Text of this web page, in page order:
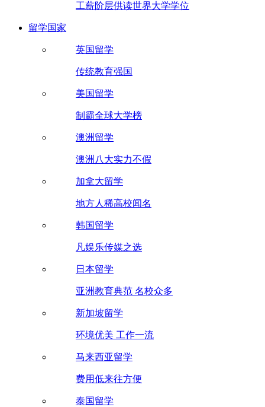
工薪阶层供读世界大学学位
留学国家
英国留学
传统教育强国
美国留学
制霸全球大学榜
澳洲留学
澳洲八大实力不假
加拿大留学
地方人稀高校闻名
韩国留学
凡娱乐传媒之选
日本留学
亚洲教育典范 名校众多
新加坡留学
环境优美 工作一流
马来西亚留学
费用低来往方便
泰国留学